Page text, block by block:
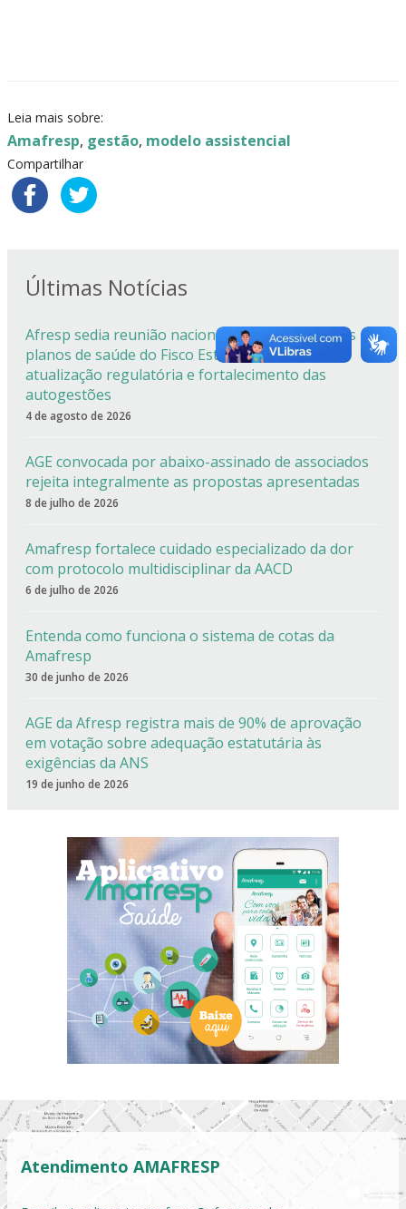
Leia mais sobre:
Amafresp, gestão, modelo assistencial
Compartilhar
Últimas Notícias
Afresp sedia reunião nacional dos dirigentes dos
planos de saúde do Fisco Estadual com foco em
atualização regulatória e fortalecimento das
autogestões
4 de agosto de 2026
AGE convocada por abaixo-assinado de associados
rejeita integralmente as propostas apresentadas
8 de julho de 2026
Amafresp fortalece cuidado especializado da dor
com protocolo multidisciplinar da AACD
6 de julho de 2026
Entenda como funciona o sistema de cotas da
Amafresp
30 de junho de 2026
AGE da Afresp registra mais de 90% de aprovação
em votação sobre adequação estatutária às
exigências da ANS
19 de junho de 2026
Atendimento AMAFRESP